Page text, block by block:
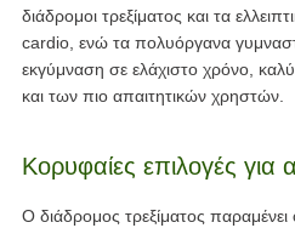
διάδρομοι τρεξίματος και τα
cardio, ενώ τα πολυόργανα
εκγύμναση σε ελάχιστο χρόνο,
και των πιο απαιτητικών χρηστών.
Κορυφαίες επιλογές για
Ο διάδρομος τρεξίματος παραμένει